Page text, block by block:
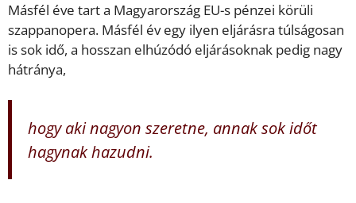
Másfél éve tart a Magyarország EU-s pénzei körüli
szappanopera. Másfél év egy ilyen eljárásra túlságosan
is sok idő, a hosszan elhúzódó eljárásoknak pedig nagy
hátránya,
hogy aki nagyon szeretne, annak sok időt
hagynak hazudni.